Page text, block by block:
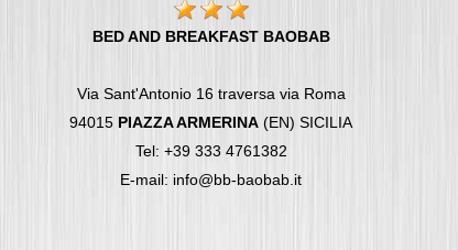
BED AND BREAKFAST BAOBAB
Via Sant'Antonio 16 traversa via Roma
94015 PIAZZA ARMERINA (EN) SICILIA
Tel: +39 333 4761382
E-mail: info@bb-baobab.it